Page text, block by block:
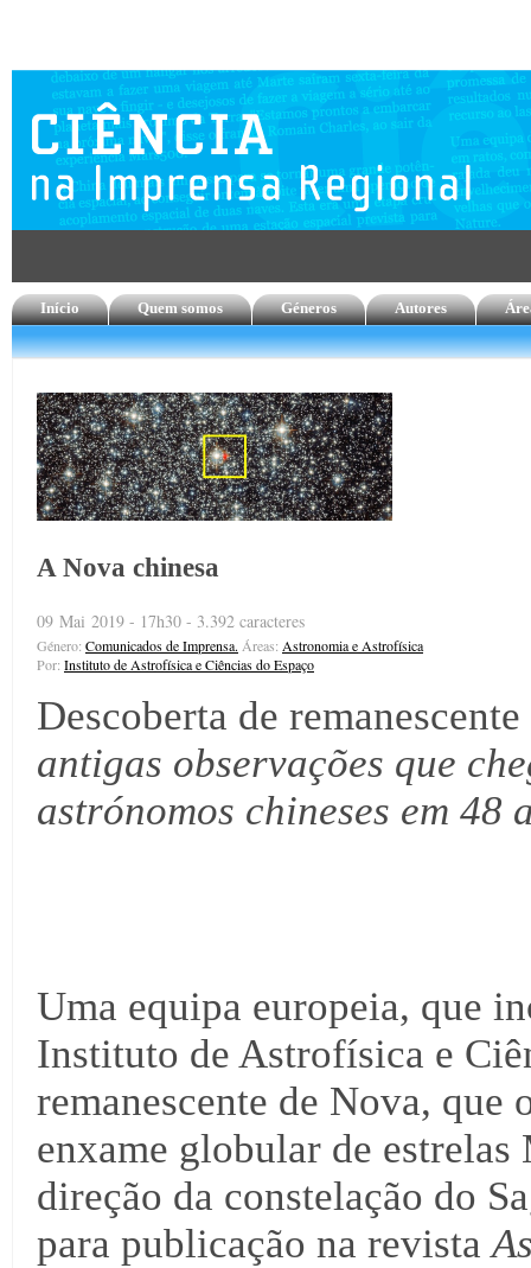
Início Quem somos Géneros Autores
A Nova chinesa
09 Mai 2019 - 17h30 - 3.392 caracteres
Género: Comunicados de Imprensa. Áreas: Astronomia e Astrofísica
Por: Instituto de Astrofísica e Ciências do Espaço
Descoberta de
antigas observações que
astrónomos chineses em 48
Uma equipa europeia, que
Instituto de Astrofísica e
remanescente de Nova, que
enxame globular de
direção da constelação do
para publicação na revista